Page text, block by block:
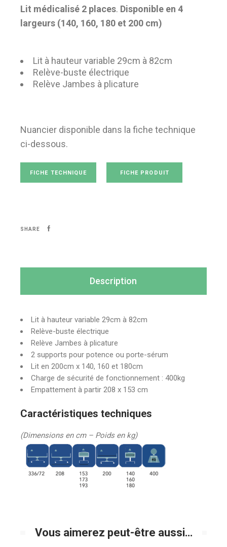
Lit médicalisé 2 places. Disponible en 4
largeurs (140, 160, 180 et 200 cm)
Lit à hauteur variable 29cm à 82cm
Relève-buste électrique
Relève Jambes à plicature
Nuancier disponible dans la fiche technique
ci-dessous.
FICHE TECHNIQUE FICHE PRODUIT
SHARE
Description
Lit à hauteur variable 29cm à 82cm
Relève-buste électrique
Relève Jambes à plicature
2 supports pour potence ou porte-sérum
Lit en 200cm x 140, 160 et 180cm
Charge de sécurité de fonctionnement : 400kg
Empattement à partir 208 x 153 cm
Caractéristiques techniques
(Dimensions en cm – Poids en kg)
Vous aimerez peut-être aussi…